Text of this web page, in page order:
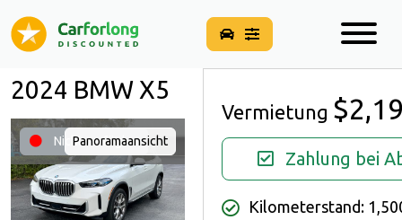
2024 BMW X5
Panoramaansicht
Nicht verfügbar
Vermietung
Zahlung bei
Kilometerstand: